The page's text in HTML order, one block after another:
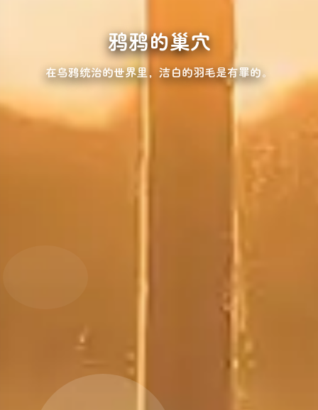
鸦鸦的巢穴
在乌鸦统治的世界里，洁白的羽毛是有罪的。